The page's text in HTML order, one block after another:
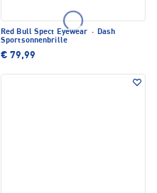
Red Bull Spect Eyewear · Dash
Sportsonnenbrille
€ 79,99